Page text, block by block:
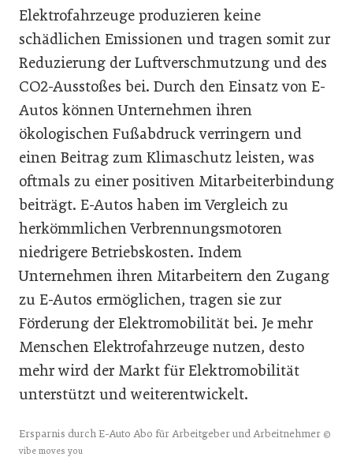
Elektrofahrzeuge produzieren keine
schädlichen Emissionen und tragen somit zur
Reduzierung der Luftverschmutzung und des
CO2-Ausstoßes bei. Durch den Einsatz von E-
Autos können Unternehmen ihren
ökologischen Fußabdruck verringern und
einen Beitrag zum Klimaschutz leisten, was
oftmals zu einer positiven Mitarbeiterbindung
beiträgt. E-Autos haben im Vergleich zu
herkömmlichen Verbrennungsmotoren
niedrigere Betriebskosten. Indem
Unternehmen ihren Mitarbeitern den Zugang
zu E-Autos ermöglichen, tragen sie zur
Förderung der Elektromobilität bei. Je mehr
Menschen Elektrofahrzeuge nutzen, desto
mehr wird der Markt für Elektromobilität
unterstützt und weiterentwickelt.
Ersparnis durch E-Auto Abo für Arbeitgeber und Arbeitnehmer ©
vibe moves you